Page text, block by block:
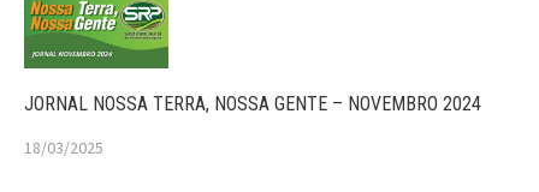
JORNAL NOSSA TERRA, NOSSA GENTE – NOVEMBRO 2024
18/03/2025